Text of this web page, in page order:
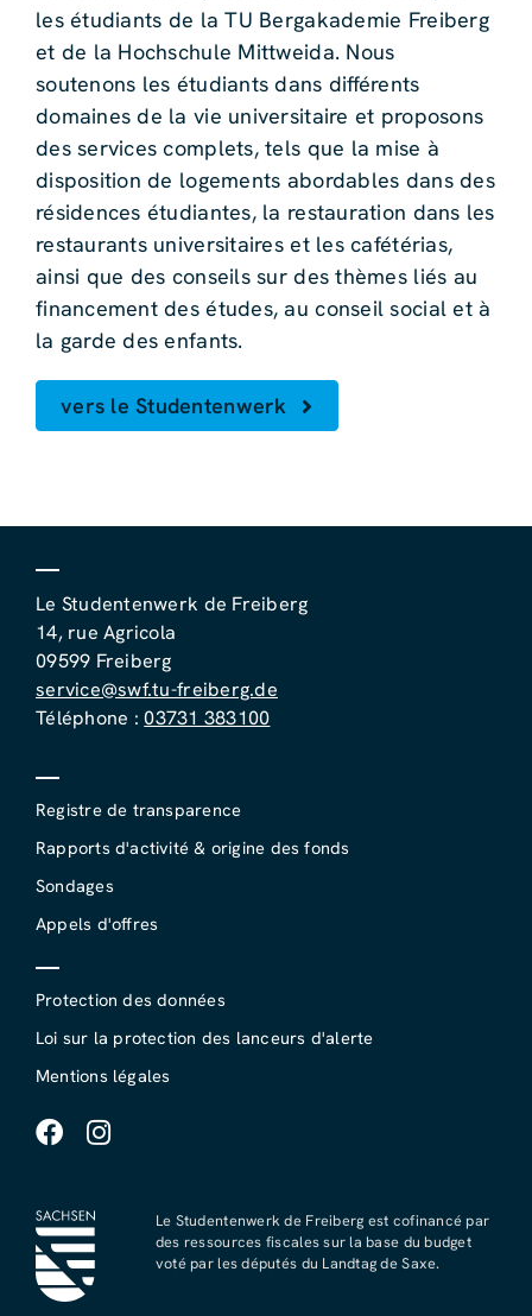
les étudiants de la TU Bergakademie Freiberg
et de la Hochschule Mittweida. Nous
soutenons les étudiants dans différents
domaines de la vie universitaire et proposons
des services complets, tels que la mise à
disposition de logements abordables dans des
résidences étudiantes, la restauration dans les
restaurants universitaires et les cafétérias,
ainsi que des conseils sur des thèmes liés au
financement des études, au conseil social et à
la garde des enfants.
vers le Studentenwerk
Le Studentenwerk de Freiberg
14, rue Agricola
09599 Freiberg
service@swf.tu-freiberg.de
Téléphone :03731 383100
Registre de transparence
Rapports d'activité & origine des fonds
Sondages
Appels d'offres
Protection des données
Loi sur la protection des lanceurs d'alerte
Mentions légales
Le Studentenwerk de Freiberg est cofinancé par
des ressources fiscales sur la base du budget
voté par les députés du Landtag de Saxe.